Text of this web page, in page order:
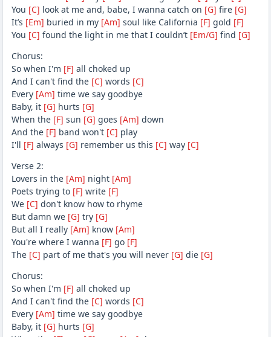
You [C] look at me and, babe, I wanna catch on [G] fire [G]
It’s [Em] buried in my [Am] soul like California [F] gold [F]
You [C] found the light in me that I couldn’t [Em/G] find [G]
Chorus:
So when I'm [F] all choked up
And I can't find the [C] words [C]
Every [Am] time we say goodbye
Baby, it [G] hurts [G]
When the [F] sun [G] goes [Am] down
And the [F] band won't [C] play
I'll [F] always [G] remember us this [C] way [C]
Verse 2:
Lovers in the [Am] night [Am]
Poets trying to [F] write [F]
We [C] don't know how to rhyme
But damn we [G] try [G]
But all I really [Am] know [Am]
You're where I wanna [F] go [F]
The [C] part of me that's you will never [G] die [G]
Chorus:
So when I'm [F] all choked up
And I can't find the [C] words [C]
Every [Am] time we say goodbye
Baby, it [G] hurts [G]